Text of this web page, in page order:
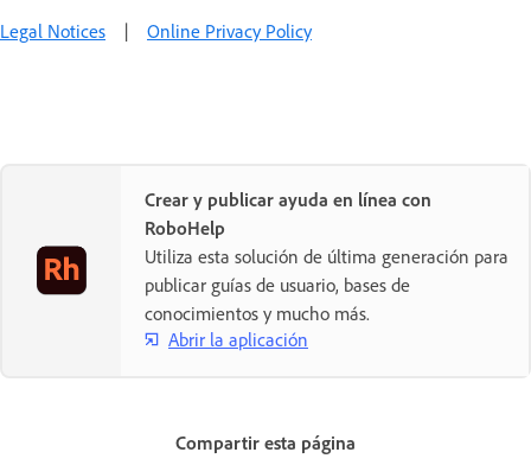
Legal Notices | Online Privacy Policy
Crear y publicar ayuda en línea con
RoboHelp
Utiliza esta solución de última generación para
publicar guías de usuario, bases de
conocimientos y mucho más.
Abrir la aplicación
Compartir esta página